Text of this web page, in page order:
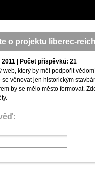
o projektu liberec-
2011 | Počet příspěvků: 21
web, který by měl podpořit
věnovat jen historickým
by se mělo město formovat.